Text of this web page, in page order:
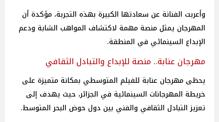
وأعربت الفنانة عن سعادتها الكبيرة بهذه التجربة، مؤكدة أن
المهرجان يمثل منصة مهمة لاكتشاف المواهب الشابة ودعم
الإبداع السينمائي في المنطقة.
مهرجان عنابة.. منصة للإبداع والتبادل الثقافي
يحظى مهرجان عنابة للفيلم المتوسطي بمكانة متميزة على
خريطة المهرجانات السينمائية في الجزائر، حيث يهدف إلى
تعزيز التبادل الثقافي والفني بين دول حوض البحر المتوسط.